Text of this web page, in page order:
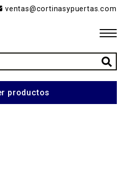
ventas@cortinasypuertas.com
productos